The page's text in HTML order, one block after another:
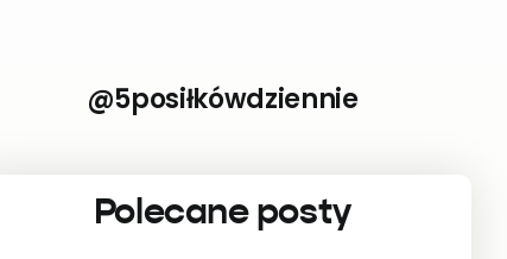
@5posiłkówdziennie
Polecane posty